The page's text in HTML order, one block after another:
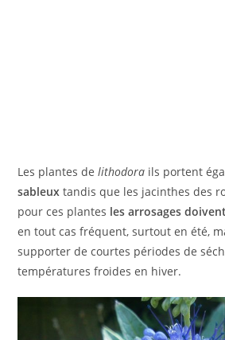
Les plantes delithodora ils portent
sableux tandis que les jacinthes des
pour ces plantes les arrosages
en tout cas fréquent, surtout en été,
supporter de courtes périodes de
températures froides en hiver.